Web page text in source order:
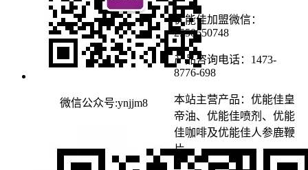
微信公众号:ynjjm8
优能佳加盟微信：
2550650748
产品咨询电话：1473-
8776-698
本站主营产品：优能佳皇
帝油、优能佳喷剂、优能
佳咖啡及优能佳人参鹿鞭
片。